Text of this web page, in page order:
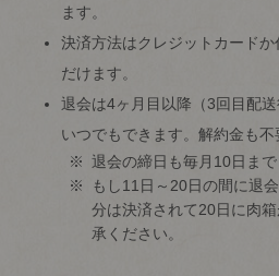
ます。
決済方法はクレジットカード
だけます。
退会は4ヶ月目以降（3回目配
いつでもできます。解約金も不
退会の締日も毎月10日まで
もし11日～20日の間に退
分は決済されて20日に肉
承ください。